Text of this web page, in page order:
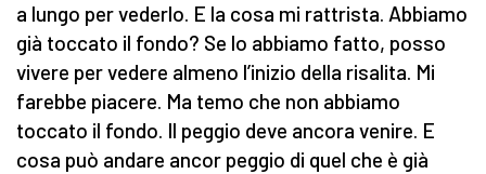
a lungo per vederlo. E la cosa mi rattrista. Abbiamo
già toccato il fondo? Se lo abbiamo fatto, posso
vivere per vedere almeno l’inizio della risalita. Mi
farebbe piacere. Ma temo che non abbiamo
toccato il fondo. Il peggio deve ancora venire. E
cosa può andare ancor peggio di quel che è già